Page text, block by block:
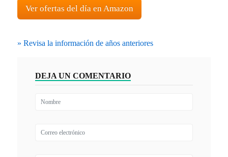
Ver ofertas del día en Amazon
» Revisa la información de años anteriores
DEJA UN COMENTARIO